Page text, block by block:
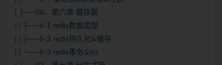
| ├──06、第六章 缓存篇
| | ├──6-1 redis数据类型
| | ├──6-2 redis持久化&缓存
| | └──6-3 redis事务&lru